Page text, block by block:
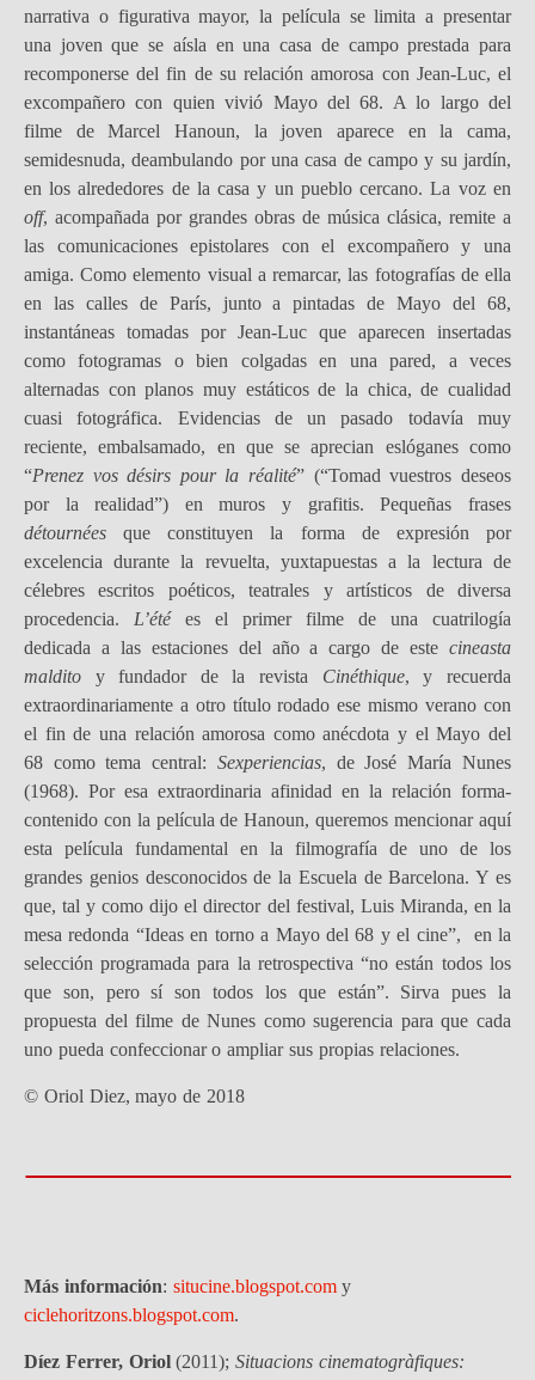
narrativa o figurativa mayor, la película se limita a presentar
una joven que se aísla en una casa de campo prestada para
recomponerse del fin de su relación amorosa con Jean-Luc, el
excompañero con quien vivió Mayo del 68. A lo largo del
filme de Marcel Hanoun, la joven aparece en la cama,
semidesnuda, deambulando por una casa de campo y su jardín,
en los alrededores de la casa y un pueblo cercano. La voz en
off, acompañada por grandes obras de música clásica, remite a
las comunicaciones epistolares con el excompañero y una
amiga. Como elemento visual a remarcar, las fotografías de ella
en las calles de París, junto a pintadas de Mayo del 68,
instantáneas tomadas por Jean-Luc que aparecen insertadas
como fotogramas o bien colgadas en una pared, a veces
alternadas con planos muy estáticos de la chica, de cualidad
cuasi fotográfica. Evidencias de un pasado todavía muy
reciente, embalsamado, en que se aprecian eslóganes como
“Prenez vos désirs pour la réalité” (“Tomad vuestros deseos
por la realidad”) en muros y grafitis. Pequeñas frases
détournéesque constituyen la forma de expresión por
excelencia durante la revuelta, yuxtapuestas a la lectura de
célebres escritos poéticos, teatrales y artísticos de diversa
procedencia. L’étées el primer filme de una cuatrilogía
dedicada a las estaciones del año a cargo de este cineasta
maldito y fundador de la revista Cinéthique, y recuerda
extraordinariamente a otro título rodado ese mismo verano con
el fin de una relación amorosa como anécdota y el Mayo del
68 como tema central: Sexperiencias, de José María Nunes
(1968). Por esa extraordinaria afinidad en la relación forma-
contenido con la película de Hanoun, queremos mencionar aquí
esta película fundamental en la filmografía de uno de los
grandes genios desconocidos de la Escuela de Barcelona. Y es
que, tal y como dijo el director del festival, Luis Miranda, en la
mesa redonda “Ideas en torno a Mayo del 68 y el cine”, en la
selección programada para la retrospectiva “no están todos los
que son, pero sí son todos los que están”. Sirva pues la
propuesta del filme de Nunes como sugerencia para que cada
uno pueda confeccionar o ampliar sus propias relaciones.
© Oriol Diez, mayo de 2018
Más información: situcine.blogspot.comy
ciclehoritzons.blogspot.com.
Díez Ferrer, Oriol(2011);Situacions cinematogràfiques: